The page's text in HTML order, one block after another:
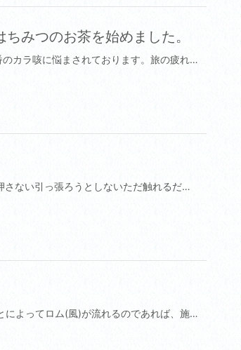
みつのお茶を始めました。
12月の初めにA型インフルエンザにかかって、それから定番のカラ咳に悩まされております。旅の疲れが出たのかなー。ちょっと、頑張りすぎたようです。体調が悪いとかならず強めの咳がでてくる。この定番の空咳、２年前の夏はいちばんひどかったからもう仕事をやめようと思ったくらいでした。それであちこちの病院に行ったり、施術所に行ったり、それがきっかけで再び、海外へ施術を学びに行くことになったのでした。昨年は、初春、初夏、秋と３度もチェンマイに行って、施術を習いながら、いろんな場所へリカバリーの施術を受けました。おかげさまでだいぶ体力ももどってきたかとおもったら、帰国してすぐにまさかのインフルエンザ。これでだいぶ消耗したようです。年末年始に有名温泉どころに行き、毎日温泉三昧の日々をすごしましたが、咳はよくならず、結局、病院に行って咳止めの処方箋をかいていただきました。そこで、このタイミングで前から試そうと思っていた「ショウガ＋セイロンシナモン＋はちみつ」のお茶を続けてみることにしました。ショウガのティーパックもセイロン製シナモンもチェンマイのベジタリアンセンターで購入していたものです。そして、今年一番（2026年始まったばかりですが）の私の中のヒット商品、無印良品の200mlのステンレス保温保冷ボトル1190円がめちゃくちゃ使える。要は、必要なものをポンといれといて好きな時に温かい、または、冷たいまま飲めるちょうどよいサイズ感が私にヒットしまして、これを使うのを楽しみに健康飲料を続けられそうな予感なわけです。飽きっぽい私がどれだけ続けられるかがポイントなので、お気に入りがあることはとても大切なのです。※ベジタリアンセンターとはチェンマイで修行しているセラピストは知らない人がいないくらい有名な有機の食品や製品を扱っているところです。しかもお安い。※成分にお詳しい方は、セイロン製シナモンの効能も有機栽培のショウガの効能もよくご存じだと思います。次回、詳しい内容を載せたいと思います。
続きです。🪷 4.タッチは“意図を持たない手”で行うグッと押さない引っ張ろうとしないただ触れるだけでも、風は流れ出すこれは、「手で語らず、手で聴く」という感覚です。✅：「この手で何ができるか」ではなく「この手を通して何が起きてくるか」を観察する。🪷 5.「待つ」ことを恐れない風は無理に動かすものではありません。空が許されたとき、自然に風が動き始めるのです。相手の呼吸のペースに合わせる筋肉の緩むのを待つ反応が出るまで焦らない→ これこそが「空のリズム」に身を委ねる行為です。
では、施術者は何をもって空の心とするのか？空を許すことによってロム(風)が流れるのであれば、施術者の視点と考え方はどうあるべきなのでしょうか。🪷 1.「整えようとしない心」を持つ❌：何とかしよう、効かせようという意図これは「風を押し込む行為」になり、空が詰まります。✅：「この人はすでに癒える力を持っている」→ 自然の流れを邪魔しないことが、「空を許す」ということです。🪷 2.相手を“問題”として見ない「この人は肩が悪い」「この人はストレスがある」このようなラベル付けは、施術者の心の中に**“空間のない関係”**を生みます。→ ✅：「今この瞬間、この人の存在を受け止める」評価せず、ただ“そこにいる”ことを尊ぶ態度が、空の始まりです。🪷 3.自分自身に“空”を持つ施術者自身の内側に空（スペース）がなければ、相手に空を開くことはできません。焦っている早く結果を出したい他人と比べている→ これらは自分の中の「空の欠如」です。✅：呼吸に意識を戻す吸って…今ここに戻る吐いて…余分な緊張を手放す→ まず自分が整っていることが、最も深い施術の土台です。次へ私は何も直さない私は整えないただこの場に空を開くだけそのとき、あなたの風は流れ出す